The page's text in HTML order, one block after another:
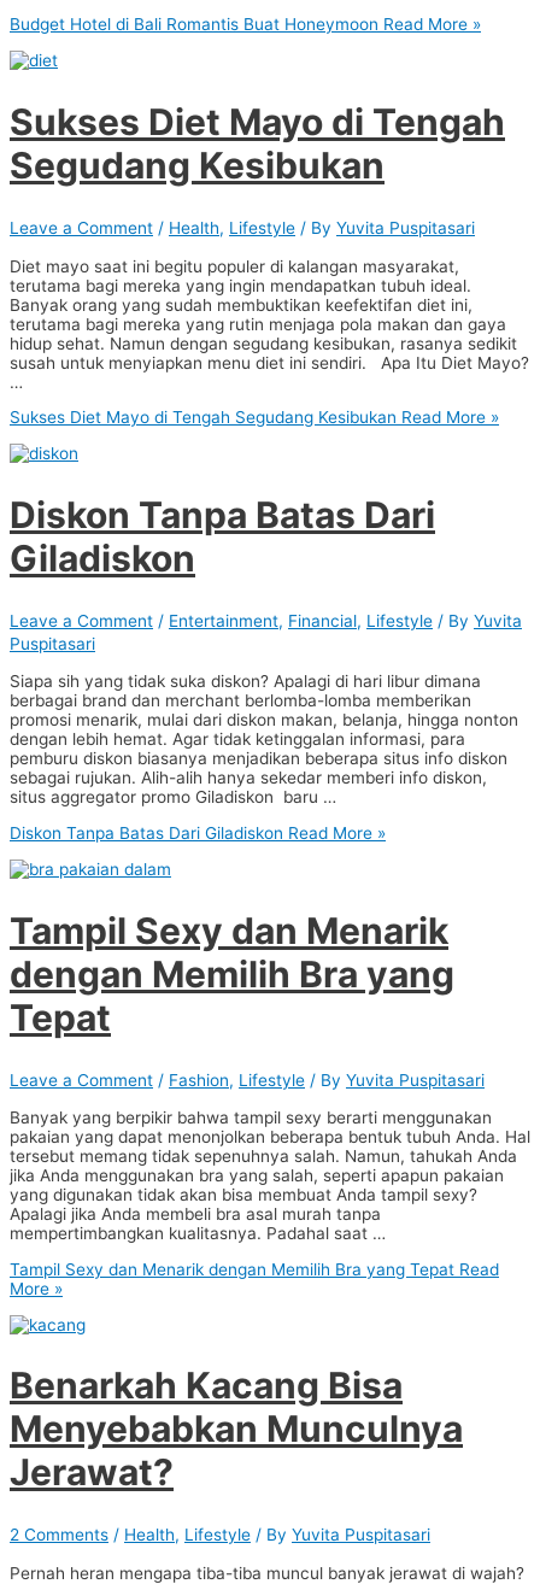
Budget Hotel di Bali Romantis Buat Honeymoon Read More »
Sukses Diet Mayo di Tengah
Segudang Kesibukan
Leave a Comment / Health, Lifestyle / By Yuvita Puspitasari
Diet mayo saat ini begitu populer di kalangan masyarakat,
terutama bagi mereka yang ingin mendapatkan tubuh ideal.
Banyak orang yang sudah membuktikan keefektifan diet ini,
terutama bagi mereka yang rutin menjaga pola makan dan gaya
hidup sehat. Namun dengan segudang kesibukan, rasanya sedikit
susah untuk menyiapkan menu diet ini sendiri. Apa Itu Diet Mayo?
…
Sukses Diet Mayo di Tengah Segudang Kesibukan Read More »
Diskon Tanpa Batas Dari
Giladiskon
Leave a Comment / Entertainment, Financial, Lifestyle / By Yuvita
Puspitasari
Siapa sih yang tidak suka diskon? Apalagi di hari libur dimana
berbagai brand dan merchant berlomba-lomba memberikan
promosi menarik, mulai dari diskon makan, belanja, hingga nonton
dengan lebih hemat. Agar tidak ketinggalan informasi, para
pemburu diskon biasanya menjadikan beberapa situs info diskon
sebagai rujukan. Alih-alih hanya sekedar memberi info diskon,
situs aggregator promo Giladiskon baru …
Diskon Tanpa Batas Dari Giladiskon Read More »
Tampil Sexy dan Menarik
dengan Memilih Bra yang
Tepat
Leave a Comment / Fashion, Lifestyle / By Yuvita Puspitasari
Banyak yang berpikir bahwa tampil sexy berarti menggunakan
pakaian yang dapat menonjolkan beberapa bentuk tubuh Anda. Hal
tersebut memang tidak sepenuhnya salah. Namun, tahukah Anda
jika Anda menggunakan bra yang salah, seperti apapun pakaian
yang digunakan tidak akan bisa membuat Anda tampil sexy?
Apalagi jika Anda membeli bra asal murah tanpa
mempertimbangkan kualitasnya. Padahal saat …
Tampil Sexy dan Menarik dengan Memilih Bra yang Tepat Read
More »
Benarkah Kacang Bisa
Menyebabkan Munculnya
Jerawat?
2 Comments / Health, Lifestyle / By Yuvita Puspitasari
Pernah heran mengapa tiba-tiba muncul banyak jerawat di wajah?